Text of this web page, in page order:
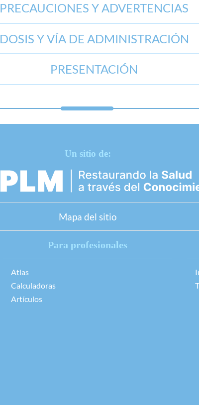
PRECAUCIONES Y ADVERTENCIAS
DOSIS Y VÍA DE ADMINISTRACIÓN
PRESENTACIÓN
Un sitio de:
Mapa del sitio
Para profesionales
Atlas
Calculadoras
Artículos